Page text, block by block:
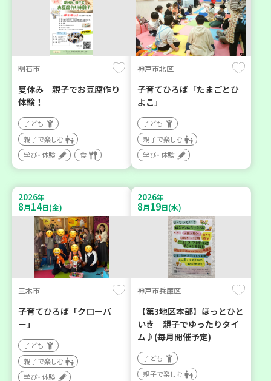
明石市
夏休み 親子でお豆腐作り
体験！
子ども
親子で楽しむ
学び・体験
食
神戸市北区
子育てひろば「たまごとひ
よこ」
子ども
親子で楽しむ
学び・体験
2026年
8月14日(金)
三木市
子育てひろば「クローバ
ー」
子ども
親子で楽しむ
学び・体験
2026年
8月19日(水)
神戸市兵庫区
【第3地区本部】ほっとひと
いき 親子でゆったりタイ
ム♪(毎月開催予定)
子ども
親子で楽しむ